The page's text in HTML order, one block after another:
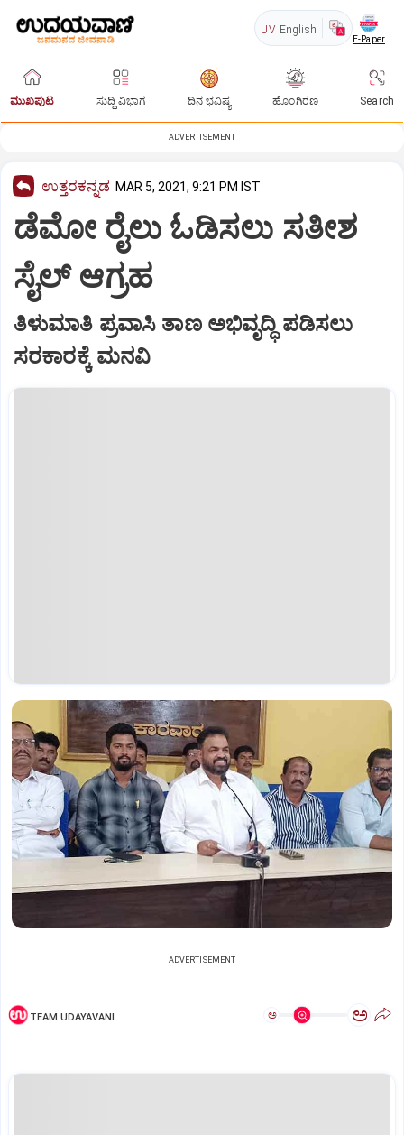
UV English
E-Paper
ಮುಖಪುಟ ಸುದ್ದಿ ವಿಭಾಗ ದಿನ ಭವಿಷ್ಯ ಹೊಂಗಿರಣ Search
ADVERTISEMENT
ಉತ್ತರಕನ್ನಡ MAR 5, 2021, 9:21 PM IST
ಡೆಮೋ ರೈಲು ಓಡಿಸಲು ಸತೀಶ
ಸೈಲ್‌ ಆಗ್ರಹ
ತಿಳುಮಾತಿ ಪ್ರವಾಸಿ ತಾಣ ಅಭಿವೃದ್ಧಿ ಪಡಿಸಲು
ಸರಕಾರಕ್ಕೆ ಮನವಿ
ADVERTISEMENT
TEAM UDAYAVANI ಅ ಅ